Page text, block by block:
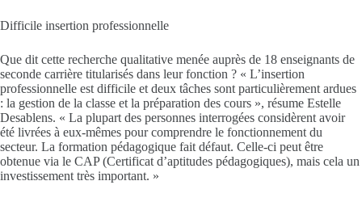
Difficile insertion professionnelle
Que dit cette recherche qualitative menée auprès de 18 enseignants de
seconde carrière titularisés dans leur fonction ? « L’insertion
professionnelle est difficile et deux tâches sont particulièrement ardues
: la gestion de la classe et la préparation des cours », résume Estelle
Desablens. « La plupart des personnes interrogées considèrent avoir
été livrées à eux-mêmes pour comprendre le fonctionnement du
secteur. La formation pédagogique fait défaut. Celle-ci peut être
obtenue via le CAP (Certificat d’aptitudes pédagogiques), mais cela un
investissement très important. »